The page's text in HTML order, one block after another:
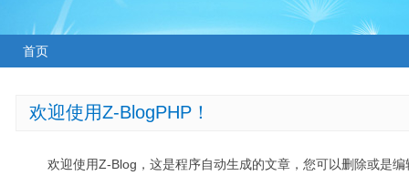
首页
欢迎使用Z-BlogPHP！
欢迎使用Z-Blog，这是程序自动生成的文章，您可以删除或是编